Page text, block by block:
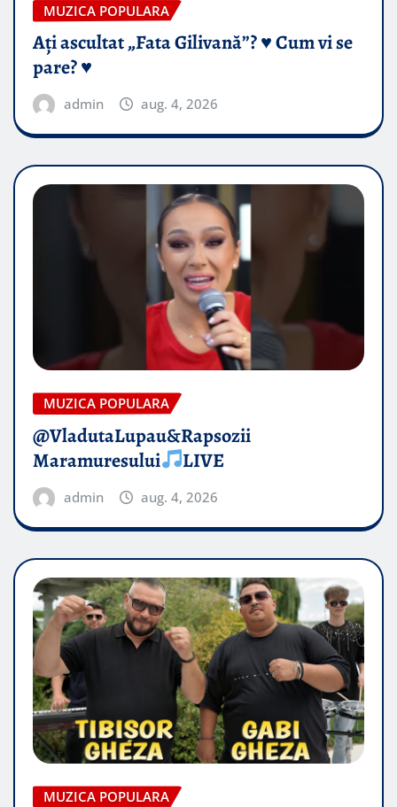
MUZICA POPULARA
Ați ascultat „Fata Gilivană”? ♥️ Cum vi se
pare? ♥️
admin aug. 4, 2026
MUZICA POPULARA
@VladutaLupau&Rapsozii
Maramuresului
LIVE
admin aug. 4, 2026
MUZICA POPULARA